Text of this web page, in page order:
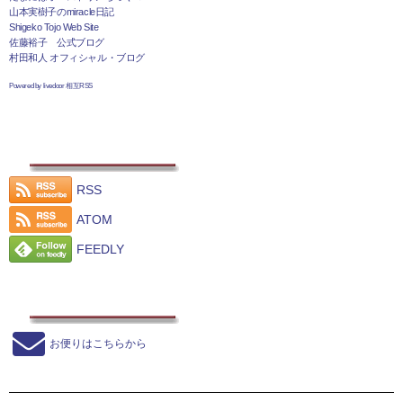
山本実樹子のmiracle日記
Shigeko Tojo Web Site
佐藤裕子 公式ブログ
村田和人 オフィシャル・ブログ
Powered by livedoor 相互RSS
RSS
ATOM
FEEDLY
お便りはこちらから